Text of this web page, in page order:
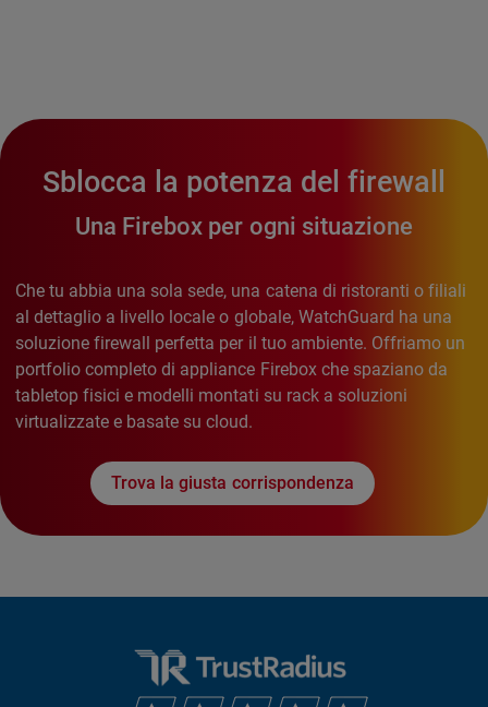
Sblocca la potenza del firewall
Una Firebox per ogni situazione
Che tu abbia una sola sede, una catena di ristoranti o filiali
al dettaglio a livello locale o globale, WatchGuard ha una
soluzione firewall perfetta per il tuo ambiente. Offriamo un
portfolio completo di appliance Firebox che spaziano da
tabletop fisici e modelli montati su rack a soluzioni
virtualizzate e basate su cloud.
Trova la giusta corrispondenza